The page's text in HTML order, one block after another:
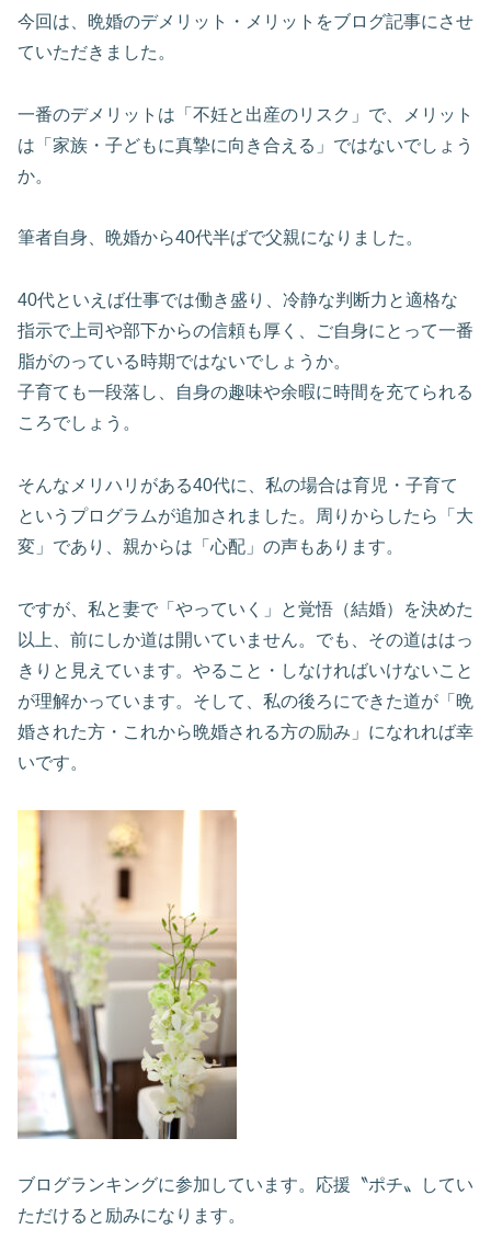
今回は、晩婚のデメリット・メリットをブログ記事にさせ
ていただきました。
一番のデメリットは「不妊と出産のリスク」で、メリット
は「家族・子どもに真摯に向き合える」ではないでしょう
か。
筆者自身、晩婚から40代半ばで父親になりました。
40代といえば仕事では働き盛り、冷静な判断力と適格な
指示で上司や部下からの信頼も厚く、ご自身にとって一番
脂がのっている時期ではないでしょうか。
子育ても一段落し、自身の趣味や余暇に時間を充てられる
ころでしょう。
そんなメリハリがある40代に、私の場合は育児・子育て
というプログラムが追加されました。周りからしたら「大
変」であり、親からは「心配」の声もあります。
ですが、私と妻で「やっていく」と覚悟（結婚）を決めた
以上、前にしか道は開いていません。でも、その道ははっ
きりと見えています。やること・しなければいけないこと
が理解かっています。そして、私の後ろにできた道が「晩
婚された方・これから晩婚される方の励み」になれれば幸
いです。
ブログランキングに参加しています。応援〝ポチ〟してい
ただけると励みになります。